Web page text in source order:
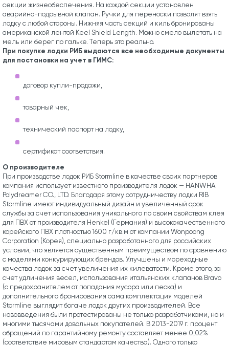
секции жизнеобеспечения. На каждой секции установлен
аварийно-подрывной клапан. Ручки для переноски позволят взять
лодку с любой стороны. Нижняя часть секций и киль бронированы
американской лентой Keel Shield Length. Можно смело вылетать на
мель или берег по гальке. Теперь это реально.
При покупке лодки РИБ выдаются все необходимые документы
для постановки на учет в ГИМС:
договор купли-продажи,
товарный чек,
технический паспорт на лодку,
сертификат соответствия.
О производителе
При производстве лодок РИБ Stormline в качестве своих партнеров
компания использует известного производителя лодок — HANWHA
Polydreamer CO., LTD. Благодаря этому сотрудничеству лодки RIB
Stormline имеют индивидуальный дизайн и увеличенный срок
службы за счет использования уникального по своим свойствам клея
для ПВХ от производителя Henkel (Германия) и высококачественного
корейского ПВХ плотностью 1600 г/кв.м от компании Wonpoong
Corporation (Корея), специально разработанного для российских
условий, что является существенным преимуществом по сравнению
с моделями конкурирующих брендов. Улучшены и мореходные
качества лодок за счет увеличения их килеватости. Кроме этого, за
счет удлинения весел, использования итальянских клапанов Bravo
(с предохранителем от попадания мусора или песка) и
дополнительного бронирования сама комплектация моделей
Stormline выглядит богаче лодок других производителей. Все
нововведения были протестированы не только разработчиками, но и
многими тысячами довольных покупателей. В 2013-2019 г. процент
обращений по гарантийному ремонту составляет менее 0,02%
(соответствие мировым стандартам качества). Одного только